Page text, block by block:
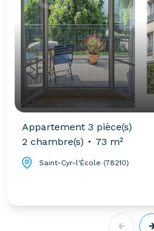
Appartement 3 pièce(s)
2 chambre(s)
73 m²
Saint-Cyr-l'École (78210)